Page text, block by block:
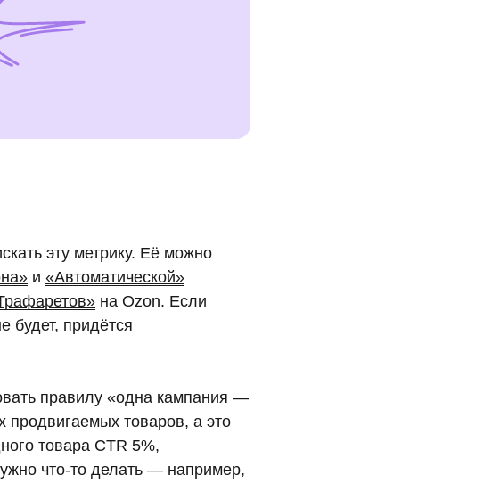
эту метрику. Её можно
и «Автоматической»
на Ozon. Если
будет, придётся
правилу «одна кампания —
продвигаемых товаров, а это
товара CTR 5%,
что-то делать — например,